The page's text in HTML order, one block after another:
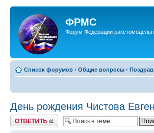
ФРМС
Форум Федерации
Список форумов ‹ Общие вопросы ‹
День рождения Чистова
Ответить